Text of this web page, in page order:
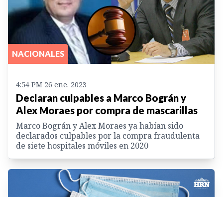
NACIONALES
4:54 PM 26 ene. 2023
Declaran culpables a Marco Bográn y
Alex Moraes por compra de mascarillas
Marco Bográn y Alex Moraes ya habían sido
declarados culpables por la compra fraudulenta
de siete hospitales móviles en 2020